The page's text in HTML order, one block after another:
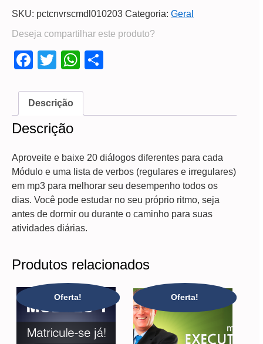
SKU: pctcnvrscmdl010203 Categoria: Geral
Deseja compartilhar este produto?
Facebook
TwitterWhatsApp
Descrição
Descrição
Aproveite e baixe 20 diálogos diferentes para cada
Módulo e uma lista de verbos (regulares e irregulares)
em mp3 para melhorar seu desempenho todos os
dias. Você pode estudar no seu próprio ritmo, seja
antes de dormir ou durante o caminho para suas
atividades diárias.
Produtos relacionados
Oferta! Oferta!